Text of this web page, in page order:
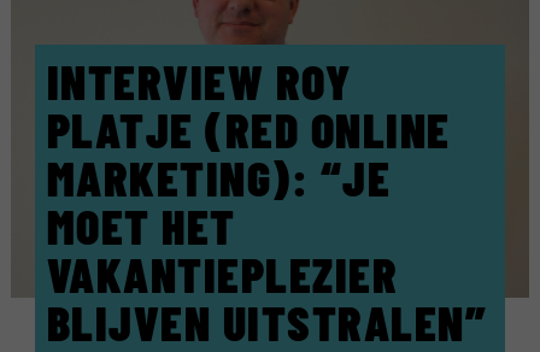
INTERVIEW ROY
PLATJE (RED ONLINE
MARKETING): “JE
MOET HET
VAKANTIEPLEZIER
BLIJVEN UITSTRALEN”